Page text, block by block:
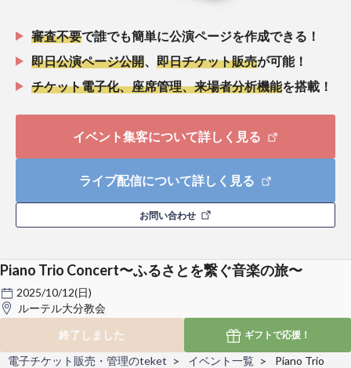
審査不要で誰でも簡単に公演ページを作成できる！
即日公演ページ公開
即日チケット販売が可能！
チケット電子化、座席管理、来場者分析機能を搭載！
イベント集客について詳しく見る
ライブ配信について詳しく見る
お問い合わせ
Piano Trio Concert〜ふるさとを繋ぐ音楽の旅〜
2025/10/12(日)
ルーテル大分教会
終了しました
ギフトで応援！
電子チケット販売・管理のteket イベント一覧
Piano Trio